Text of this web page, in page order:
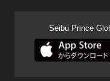
Seibu Prince